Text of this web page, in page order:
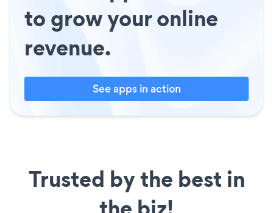
to grow your online
revenue.
See apps in action
Trusted by the best in